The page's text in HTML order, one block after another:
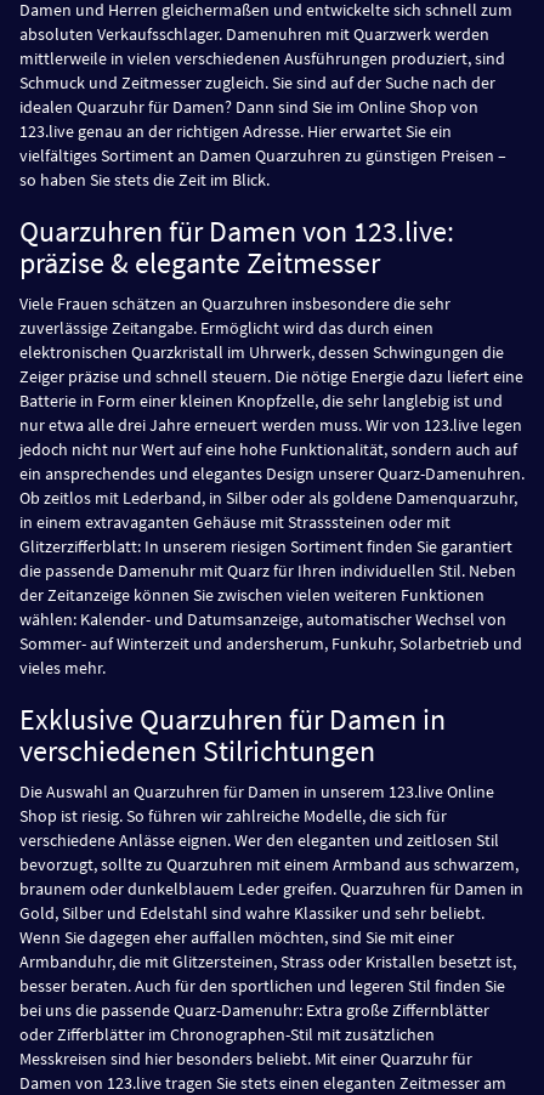
Damen und Herren gleichermaßen und entwickelte sich schnell zum
absoluten Verkaufsschlager. Damenuhren mit Quarzwerk werden
mittlerweile in vielen verschiedenen Ausführungen produziert, sind
Schmuck und Zeitmesser zugleich. Sie sind auf der Suche nach der
idealen Quarzuhr für Damen? Dann sind Sie im Online Shop von
123.live genau an der richtigen Adresse. Hier erwartet Sie ein
vielfältiges Sortiment an Damen Quarzuhren zu günstigen Preisen –
so haben Sie stets die Zeit im Blick.
Quarzuhren für Damen von 123.live:
präzise & elegante Zeitmesser
Viele Frauen schätzen an Quarzuhren insbesondere die sehr
zuverlässige Zeitangabe. Ermöglicht wird das durch einen
elektronischen Quarzkristall im Uhrwerk, dessen Schwingungen die
Zeiger präzise und schnell steuern. Die nötige Energie dazu liefert eine
Batterie in Form einer kleinen Knopfzelle, die sehr langlebig ist und
nur etwa alle drei Jahre erneuert werden muss. Wir von 123.live legen
jedoch nicht nur Wert auf eine hohe Funktionalität, sondern auch auf
ein ansprechendes und elegantes Design unserer Quarz-Damenuhren.
Ob zeitlos mit Lederband, in Silber oder als goldene Damenquarzuhr,
in einem extravaganten Gehäuse mit Strasssteinen oder mit
Glitzerzifferblatt: In unserem riesigen Sortiment finden Sie garantiert
die passende Damenuhr mit Quarz für Ihren individuellen Stil. Neben
der Zeitanzeige können Sie zwischen vielen weiteren Funktionen
wählen: Kalender- und Datumsanzeige, automatischer Wechsel von
Sommer- auf Winterzeit und andersherum, Funkuhr, Solarbetrieb und
vieles mehr.
Exklusive Quarzuhren für Damen in
verschiedenen Stilrichtungen
Die Auswahl an Quarzuhren für Damen in unserem 123.live Online
Shop ist riesig. So führen wir zahlreiche Modelle, die sich für
verschiedene Anlässe eignen. Wer den eleganten und zeitlosen Stil
bevorzugt, sollte zu Quarzuhren mit einem Armband aus schwarzem,
braunem oder dunkelblauem Leder greifen. Quarzuhren für Damen in
Gold, Silber und Edelstahl sind wahre Klassiker und sehr beliebt.
Wenn Sie dagegen eher auffallen möchten, sind Sie mit einer
Armbanduhr, die mit Glitzersteinen, Strass oder Kristallen besetzt ist,
besser beraten. Auch für den sportlichen und legeren Stil finden Sie
bei uns die passende Quarz-Damenuhr: Extra große Ziffernblätter
oder Zifferblätter im Chronographen-Stil mit zusätzlichen
Messkreisen sind hier besonders beliebt. Mit einer Quarzuhr für
Damen von 123.live tragen Sie stets einen eleganten Zeitmesser am